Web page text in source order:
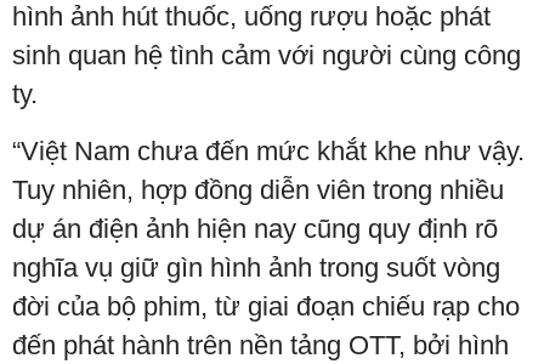
hình ảnh hút thuốc, uống rượu hoặc phát
sinh quan hệ tình cảm với người cùng công
ty.
“Việt Nam chưa đến mức khắt khe như vậy.
Tuy nhiên, hợp đồng diễn viên trong nhiều
dự án điện ảnh hiện nay cũng quy định rõ
nghĩa vụ giữ gìn hình ảnh trong suốt vòng
đời của bộ phim, từ giai đoạn chiếu rạp cho
đến phát hành trên nền tảng OTT, bởi hình